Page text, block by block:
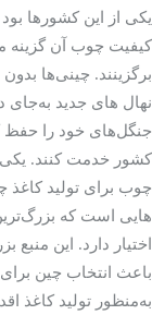
یکی از این کشور­ها
کیفیت چوب آن گزینه
برگزینند. چینی‌ها
نهال­ های جدید
جنگل‌های خود را حفظ
کشور خدمت کنند.
هایی است که
اختیار دارد. این
باعث انتخاب چین
به‌منظور تولید کاغذ